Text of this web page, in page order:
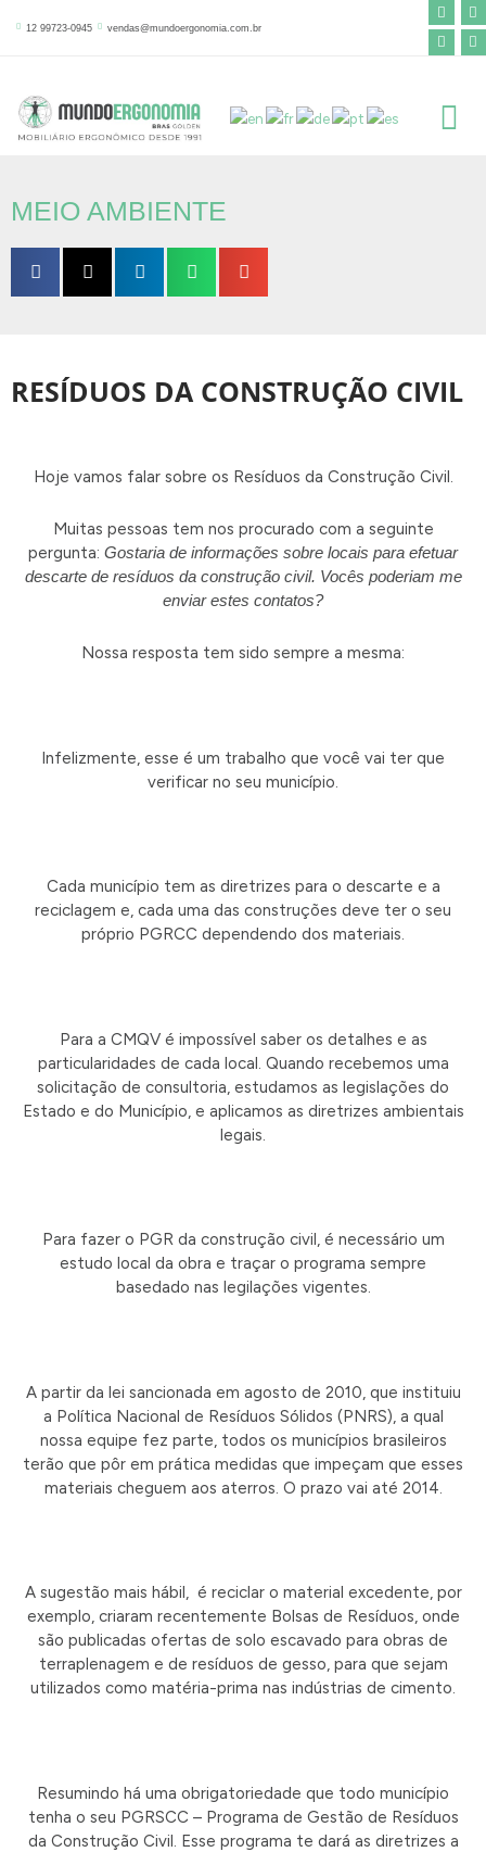
para12 99723-0945 vendas@mundoergonomia.com.br
F
a
c
e
k
f
I
n
s
t
Y
o
u
t
L
i
n
k
MEIO AMBIENTE
RESÍDUOS DA CONSTRUÇÃO CIVIL
Hoje vamos falar sobre os Resíduos da Construção Civil.
Muitas pessoas tem nos procurado com a seguinte
pergunta: Gostaria de informações sobre locais para efetuar
descarte de resíduos da construção civil. Vocês poderiam me
enviar estes contatos?
Nossa resposta tem sido sempre a mesma:
Infelizmente, esse é um trabalho que você vai ter que
verificar no seu município.
Cada município tem as diretrizes para o descarte e a
reciclagem e, cada uma das construções deve ter o seu
próprio PGRCC dependendo dos materiais.
Para a CMQV é impossível saber os detalhes e as
particularidades de cada local. Quando recebemos uma
solicitação de consultoria, estudamos as legislações do
Estado e do Município, e aplicamos as diretrizes ambientais
legais.
Para fazer o PGR da construção civil, é necessário um
estudo local da obra e traçar o programa sempre
basedado nas legilações vigentes.
A partir da lei sancionada em agosto de 2010, que instituiu
a Política Nacional de Resíduos Sólidos (PNRS), a qual
nossa equipe fez parte, todos os municípios brasileiros
terão que pôr em prática medidas que impeçam que esses
materiais cheguem aos aterros. O prazo vai até 2014.
A sugestão mais hábil, é reciclar o material excedente, por
exemplo, criaram recentemente Bolsas de Resíduos, onde
são publicadas ofertas de solo escavado para obras de
terraplenagem e de resíduos de gesso, para que sejam
utilizados como matéria-prima nas indústrias de cimento.
Resumindo há uma obrigatoriedade que todo município
tenha o seu PGRSCC – Programa de Gestão de Resíduos
da Construção Civil. Esse programa te dará as diretrizes a